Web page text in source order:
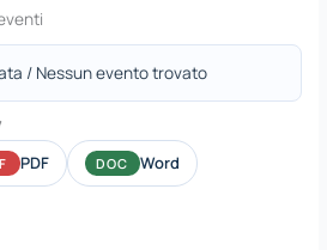
/ Nessun evento trovato
PDF DOC Word